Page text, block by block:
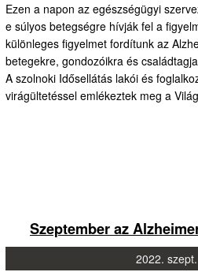
Ezen a napon az egészségügyi
e súlyos betegségre hívják fel a
különleges figyelmet fordítunk az
betegekre, gondozóikra és
A szolnoki Idősellátás lakói és
virágültetéssel emlékeztek meg a
Szeptember az
2022. szept.